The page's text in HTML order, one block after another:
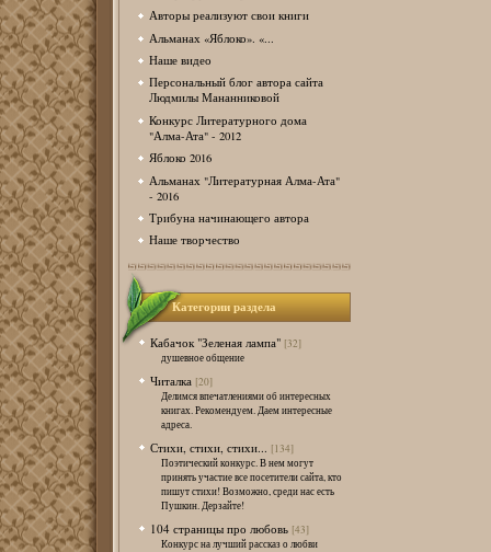
Авторы реализуют свои книги
Альманах «Яблоко». «...
Наше видео
Персональный блог автора сайта
Людмилы Мананниковой
Конкурс Литературного дома
"Алма-Ата" - 2012
Яблоко 2016
Альманах "Литературная Алма-Ата"
- 2016
Трибуна начинающего автора
Наше творчество
Категории раздела
Кабачок "Зеленая лампа" [32]
душевное общение
Читалка [20]
Делимся впечатлениями об интересных
книгах. Рекомендуем. Даем интересные
адреса.
Стихи, стихи, стихи... [134]
Поэтический конкурс. В нем могут
принять участие все посетители сайта, кто
пишут стихи! Возможно, среди нас есть
Пушкин. Дерзайте!
104 страницы про любовь [43]
Конкурс на лучший рассказ о любви